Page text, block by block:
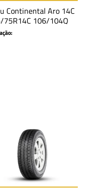
Continental Aro 14C
75R14C 106/104Q
2 8PR